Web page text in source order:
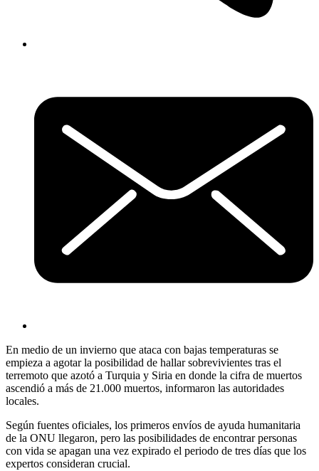
En medio de un invierno que ataca con bajas temperaturas se
empieza a agotar la posibilidad de hallar sobrevivientes tras el
terremoto que azotó a Turquia y Siria en donde la cifra de muertos
ascendió a más de 21.000 muertos, informaron las autoridades
locales.
Según fuentes oficiales, los primeros envíos de ayuda humanitaria
de la ONU llegaron, pero las posibilidades de encontrar personas
con vida se apagan una vez expirado el periodo de tres días que los
expertos consideran crucial.